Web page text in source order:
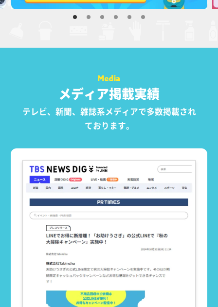
メディア掲載実績
テレビ、新聞、雑誌系メディアで多数掲載され
ております。